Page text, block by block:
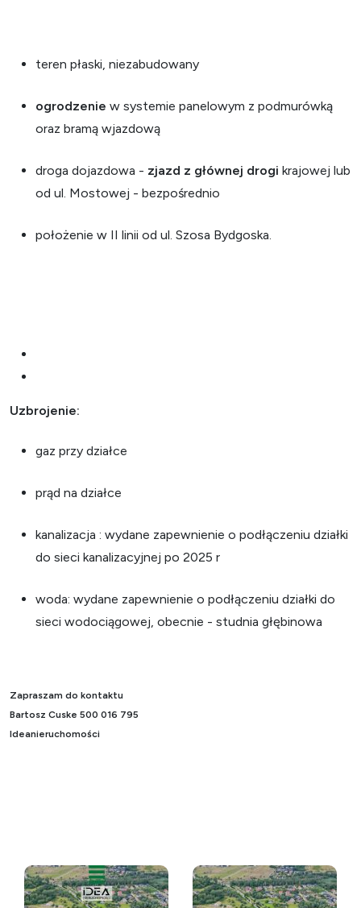
teren płaski, niezabudowany
ogrodzenie w systemie panelowym z podmurówką
oraz bramą wjazdową
droga dojazdowa - zjazd z głównej drogi krajowej lub
od ul. Mostowej - bezpośrednio
położenie w II linii od ul. Szosa Bydgoska.
Uzbrojenie:
gaz przy działce
prąd na działce
kanalizacja : wydane zapewnienie o podłączeniu działki
do sieci kanalizacyjnej po 2025 r
woda: wydane zapewnienie o podłączeniu działki do
sieci wodociągowej, obecnie - studnia głębinowa
Zapraszam do kontaktu
Bartosz Cuske 500 016 795
Ideanieruchomości